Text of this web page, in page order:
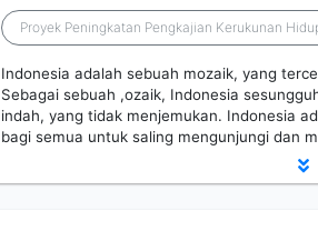
Proyek Peningkatan Pengkajian Kerukunan
Indonesia adalah sebuah mozaik, yang
Sebagai sebuah ,ozaik, Indonesia
indah, yang tidak menjemukan. Indonesia
bagi semua untuk saling mengunjungi dan